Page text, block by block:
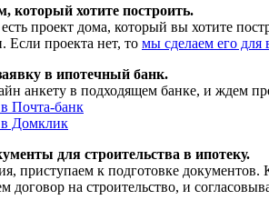
который хотите построить.
проект дома, который вы хотите
Если проекта нет, то мы сделаем его для
в ипотечный банк.
анкету в подходящем банке, и ждем
Почта-банк
в Домклик
для строительства в ипотеку.
приступаем к подготовке
договор на строительство, и